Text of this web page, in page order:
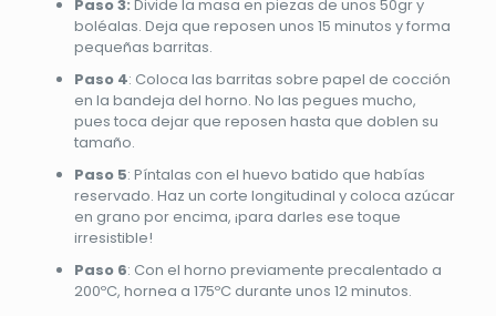
Paso 3: Divide la masa en piezas de unos 50gr y
boléalas. Deja que reposen unos 15 minutos y forma
pequeñas barritas.
Paso 4: Coloca las barritas sobre papel de cocción
en la bandeja del horno. No las pegues mucho,
pues toca dejar que reposen hasta que doblen su
tamaño.
Paso 5: Píntalas con el huevo batido que habías
reservado. Haz un corte longitudinal y coloca azúcar
en grano por encima, ¡para darles ese toque
irresistible!
Paso 6: Con el horno previamente precalentado a
200ºC, hornea a 175ºC durante unos 12 minutos.